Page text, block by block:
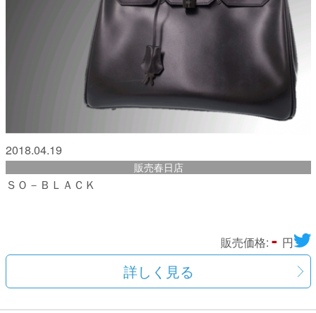
2018.04.19
販売春日店
ＳＯ－ＢＬＡＣＫ
販売価格:- 円
詳しく見る